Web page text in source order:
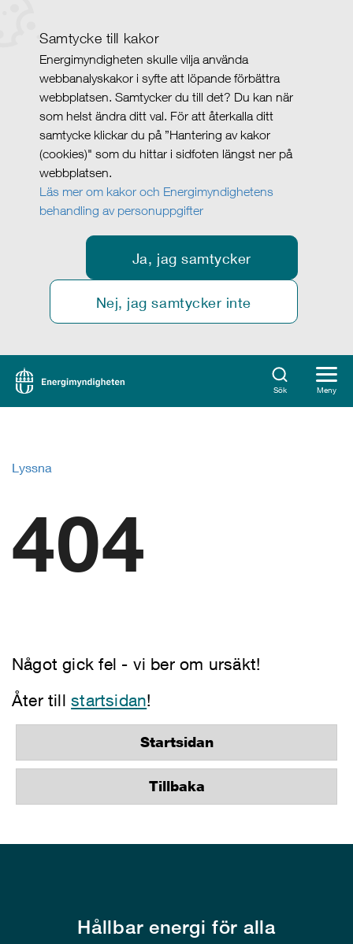
Samtycke till kakor
Energimyndigheten skulle vilja använda
webbanalyskakor i syfte att löpande förbättra
webbplatsen. Samtycker du till det? Du kan när
som helst ändra ditt val. För att återkalla ditt
samtycke klickar du på ”Hantering av kakor
(cookies)" som du hittar i sidfoten längst ner på
webbplatsen.
Läs mer om kakor och Energimyndighetens
behandling av personuppgifter
Ja, jag samtycker
Nej, jag samtycker inte
Sök Meny
Lyssna
404
Något gick fel - vi ber om ursäkt!
Åter tillstartsidan!
Startsidan
Tillbaka
Hållbar energi för alla